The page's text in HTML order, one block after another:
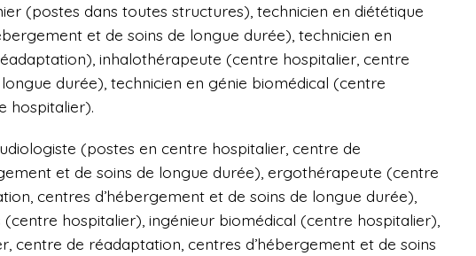
(postes dans toutes structures), technicien en diététique
et de soins de longue durée), technicien en
inhalothérapeute (centre hospitalier, centre
durée), technicien en génie biomédical (centre
hospitalier).
(postes en centre hospitalier, centre de
et de soins de longue durée), ergothérapeute (centre
centres d’hébergement et de soins de longue durée),
hospitalier), ingénieur biomédical (centre hospitalier),
centre de réadaptation, centres d’hébergement et de soins